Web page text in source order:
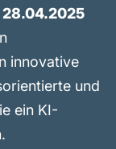
innovative
und
ein KI-